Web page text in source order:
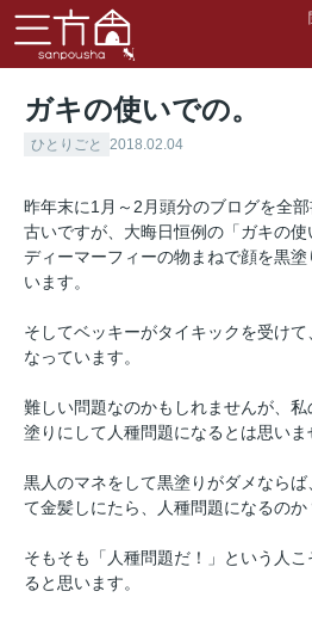
ガキの使いでの。
ひとりごと 2018.02.04
昨年末に1月～2月頭分のブログを全
古いですが、大晦日恒例の「ガキの
ディーマーフィーの物まねで顔を黒
います。
そしてベッキーがタイキックを受け
なっています。
難しい問題なのかもしれませんが、
塗りにして人種問題になるとは思いま
黒人のマネをして黒塗りがダメなら
て金髪しにたら、人種問題になるのか
そもそも「人種問題だ！」という人
ると思います。